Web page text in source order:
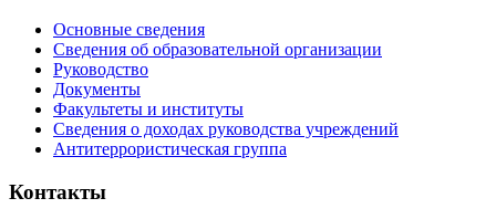
Основные сведения
Сведения об образовательной организации
Руководство
Документы
Факультеты и институты
Сведения о доходах руководства учреждений
Антитеррористическая группа
Контакты